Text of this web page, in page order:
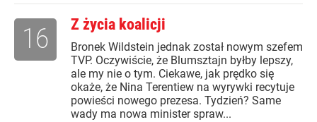
Z życia koalicji
Bronek Wildstein jednak został nowym szefem
TVP. Oczywiście, że Blumsztajn byłby lepszy,
ale my nie o tym. Ciekawe, jak prędko się
okaże, że Nina Terentiew na wyrywki recytuje
powieści nowego prezesa. Tydzień? Same
wady ma nowa minister spraw...
16